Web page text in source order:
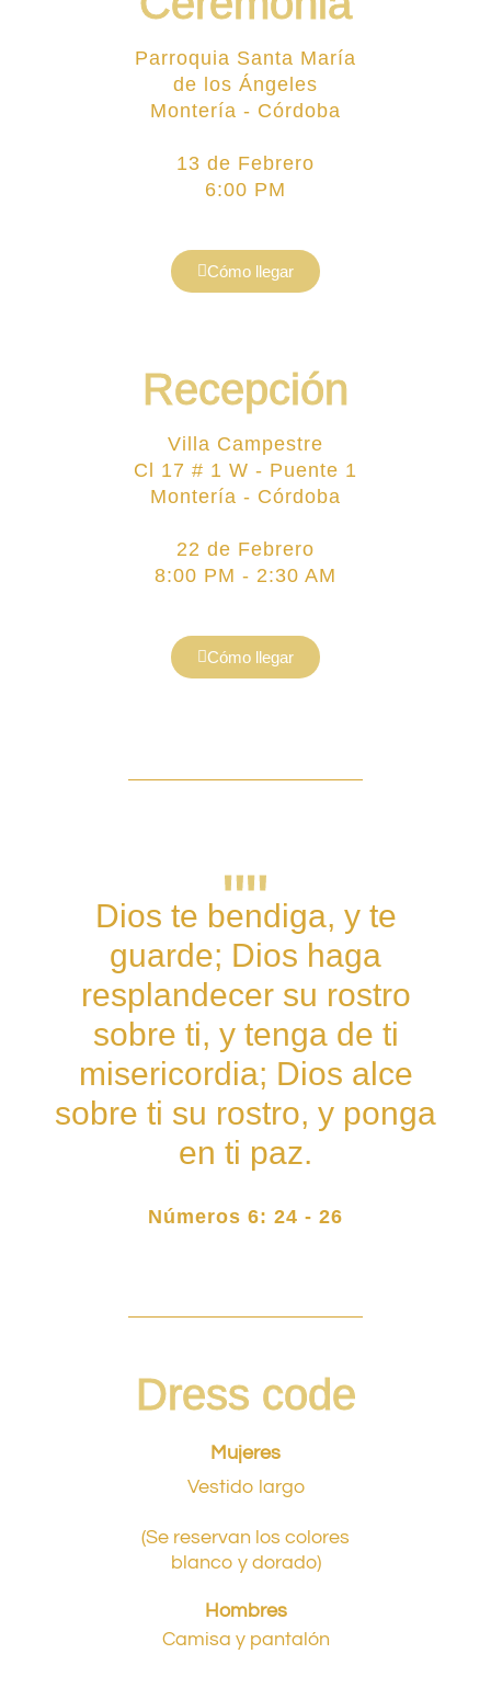
Parroquia Santa María
de los Ángeles
Montería - Córdoba
13 de Febrero
6:00 PM
Cómo llegar
Recepción
Villa Campestre
Cl 17 # 1 W - Puente 1
Montería - Córdoba
22 de Febrero
8:00 PM - 2:30 AM
Cómo llegar
""
Dios te bendiga, y te
guarde; Dios haga
resplandecer su rostro
sobre ti, y tenga de ti
misericordia; Dios alce
sobre ti su rostro, y ponga
en ti paz.
Números 6: 24 - 26
Dress code
Mujeres
Vestido largo
(Se reservan los colores
blanco y dorado)
Hombres
Camisa y pantalón